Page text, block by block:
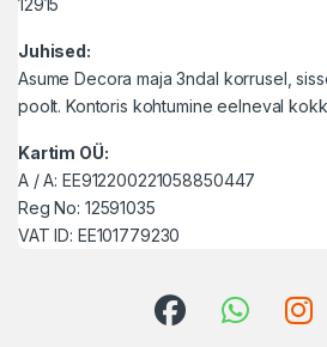
Juhised:
Asume Decora maja 3ndal korrusel,
poolt. Kontoris kohtumine eelneval
Kartim OÜ:
A / A: EE912200221058850447
Reg No: 12591035
VAT ID: EE101779230